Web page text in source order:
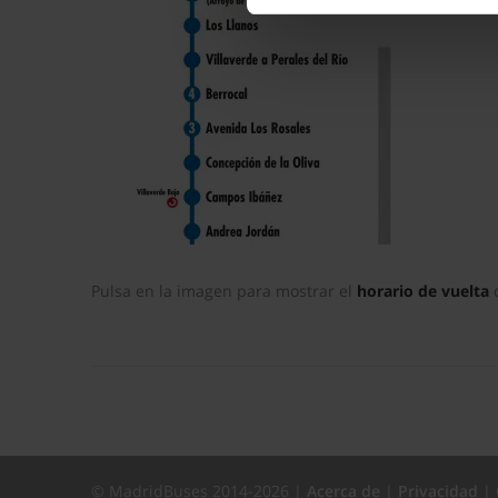
navegación aceptando la
el seguimiento y análisis
opción
funcionamiento del sitio
Pulsa en la imagen para mostrar el horario de vuelta
© MadridBuses 2014-2026 | Acerca de Privacidad